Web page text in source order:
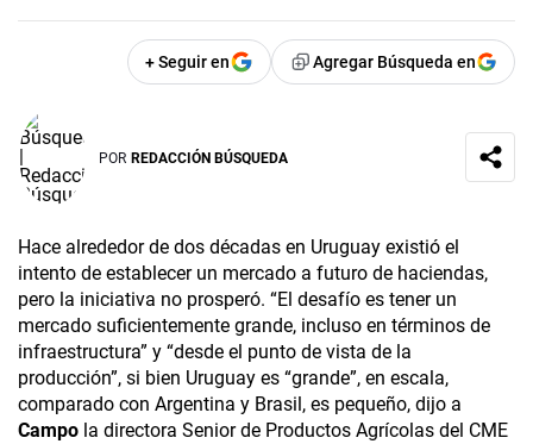
+ Seguir en Agregar Búsqueda en
POR REDACCIÓN BÚSQUEDA
Hace alrededor de dos décadas en Uruguay existió el
intento de establecer un mercado a futuro de haciendas,
pero la iniciativa no prosperó. “El desafío es tener un
mercado suficientemente grande, incluso en términos de
infraestructura” y “desde el punto de vista de la
producción”, si bien Uruguay es “grande”, en escala,
comparado con Argentina y Brasil, es pequeño, dijo a
Campo la directora Senior de Productos Agrícolas del CME